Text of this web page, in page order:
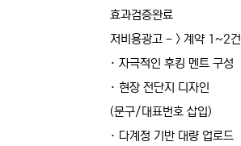
효과검증완료
저비용광고 - > 계약 1~2건
· 자극적인 후킹 멘트 구성
· 현장 전단지 디자인
(문구/대표번호 삽입)
· 다계정 기반 대량 업로드